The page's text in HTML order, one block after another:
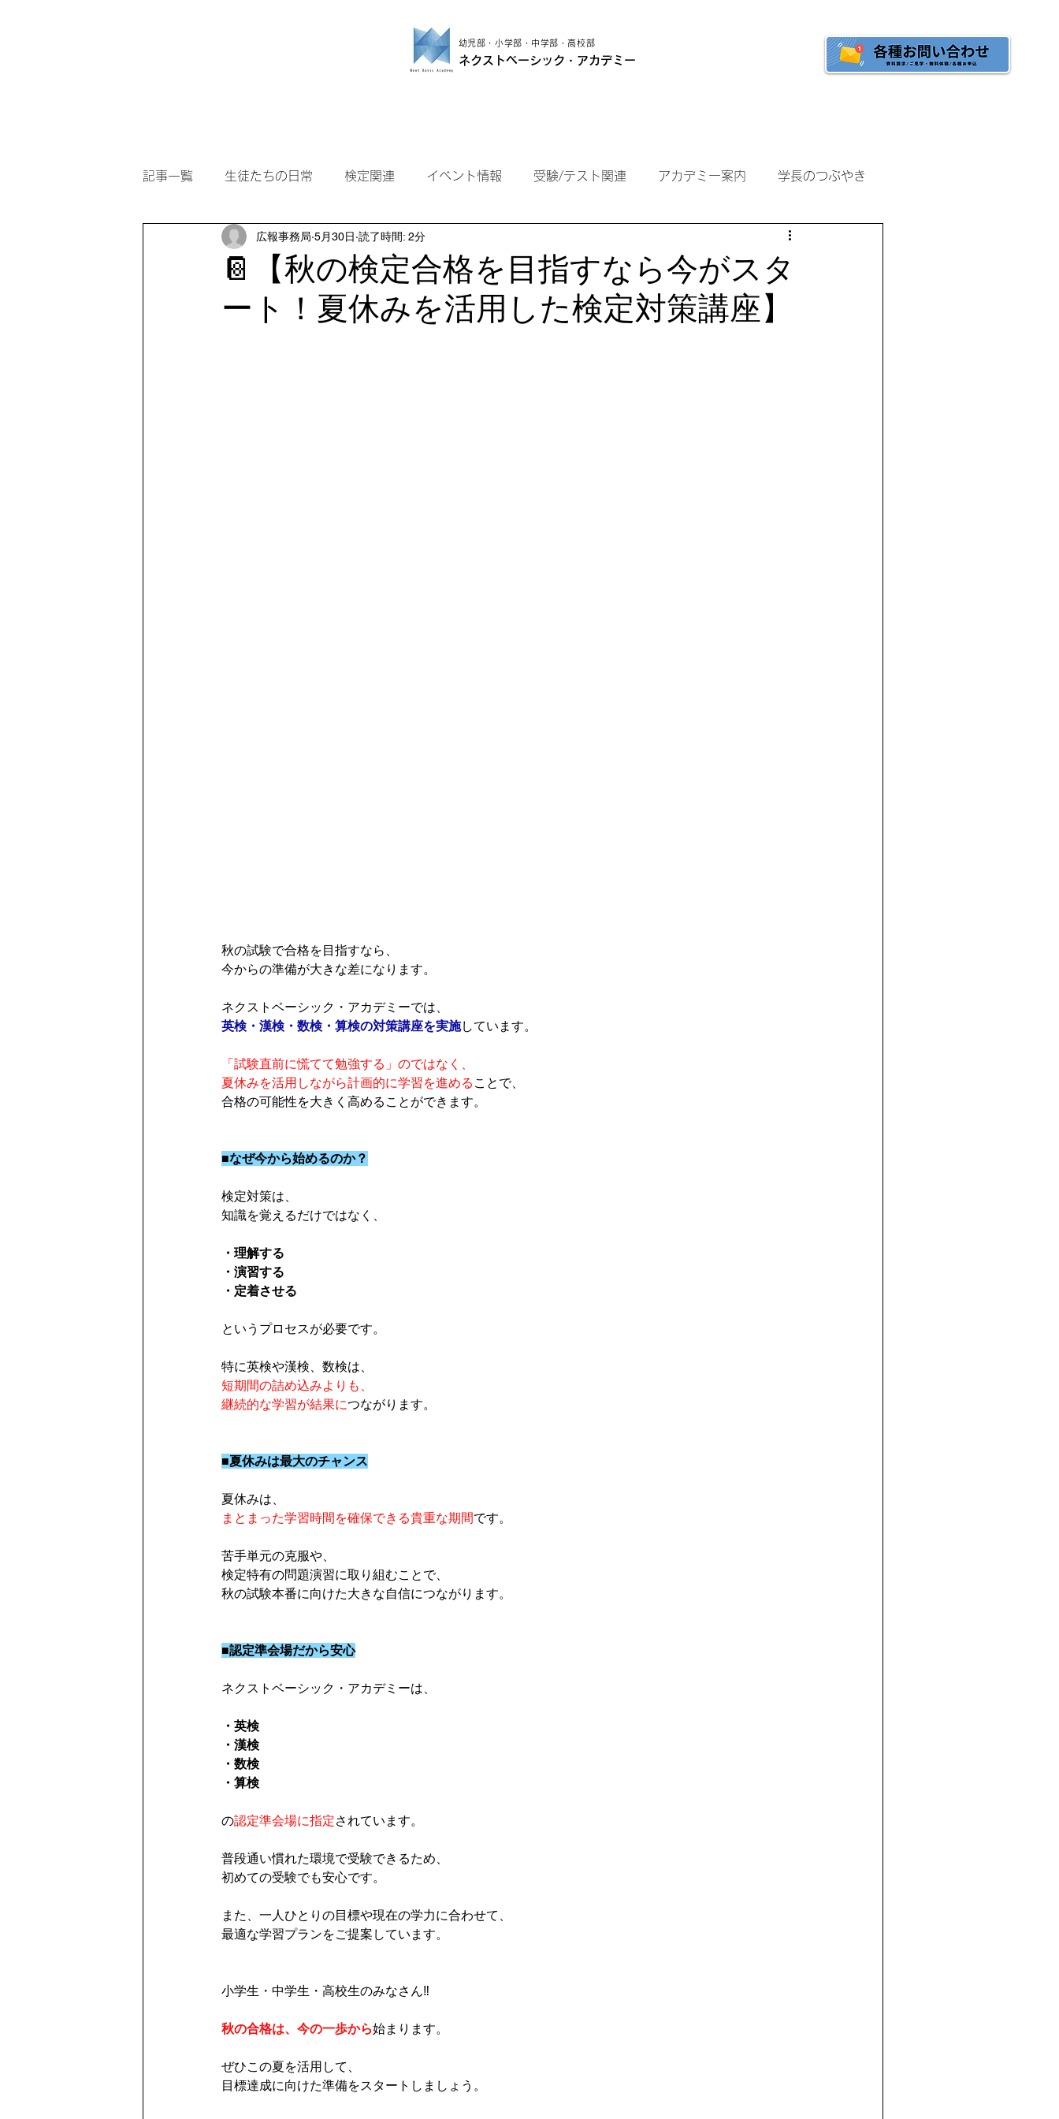
幼児部・小学部・中学部・高校部
ネクストベーシック・アカデミー
記事一覧 生徒たちの日常 検定関連 イベント情報 受験/テスト関連 アカデミー案内 学長のつぶやき
📔【秋の検定合格を目指すなら今がスタ
ート！夏休みを活用した検定対策講座】
広報事務局 5月30日 読了時間: 2分
秋の試験で合格を目指すなら、
今からの準備が大きな差になります。
ネクストベーシック・アカデミーでは、
英検・漢検・数検・算検の対策講座を実施しています。
「試験直前に慌てて勉強する」のではなく、
夏休みを活用しながら計画的に学習を進める ことで、
合格の可能性を大きく高めることができます。
■なぜ今から始めるのか？
検定対策は、
知識を覚えるだけではなく、
・理解する
・演習する
・定着させる
というプロセスが必要です。
特に英検や漢検、数検は、
短期間の詰め込みよりも、
継続的な学習が結果につながります。
■夏休みは最大のチャンス
夏休みは、
まとまった学習時間を確保できる貴重な期間です。
苦手単元の克服や、
検定特有の問題演習に取り組むことで、
秋の試験本番に向けた大きな自信につながります。
■認定準会場だから安心
ネクストベーシック・アカデミーは、
・英検
・漢検
・数検
・算検
の認定準会場に指定されています。
普段通い慣れた環境で受験できるため、
初めての受験でも安心です。
また、一人ひとりの目標や現在の学力に合わせて、
最適な学習プランをご提案しています。
小学生・中学生・高校生のみなさん‼️
秋の合格は、今の一歩から始まります。
ぜひこの夏を活用して、
目標達成に向けた準備をスタートしましょう。